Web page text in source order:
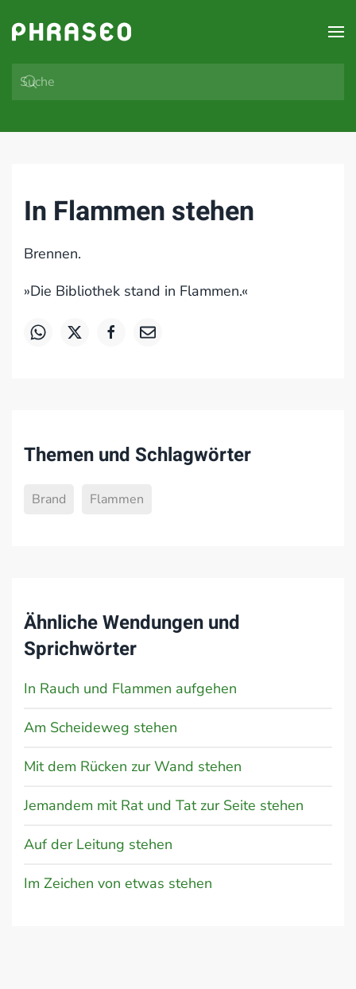
Zum Hauptinhalt springen
In Flammen stehen
Brennen.
»Die Bibliothek stand in Flammen.«
Themen und Schlagwörter
Brand Flammen
Ähnliche Wendungen und
Sprichwörter
In Rauch und Flammen aufgehen
Am Scheideweg stehen
Mit dem Rücken zur Wand stehen
Jemandem mit Rat und Tat zur Seite stehen
Auf der Leitung stehen
Im Zeichen von etwas stehen